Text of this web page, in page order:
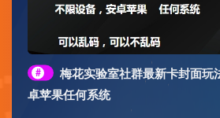
#
梅花实验室社群最新卡封面玩
卓苹果任何系统